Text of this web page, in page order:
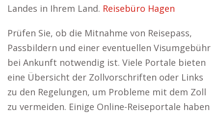
Landes in Ihrem Land. Reisebüro Hagen
Prüfen Sie, ob die Mitnahme von Reisepass,
Passbildern und einer eventuellen Visumgebühr
bei Ankunft notwendig ist. Viele Portale bieten
eine Übersicht der Zollvorschriften oder Links
zu den Regelungen, um Probleme mit dem Zoll
zu vermeiden. Einige Online-Reiseportale haben